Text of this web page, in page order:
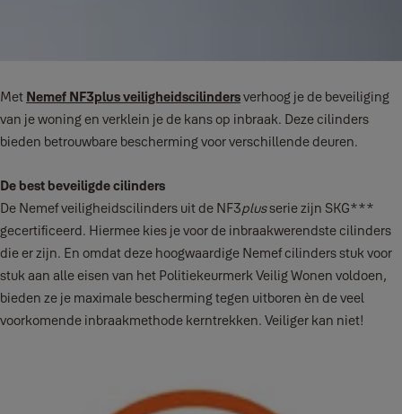
Met Nemef NF3plus veiligheidscilindersverhoog je de beveiliging
van je woning en verklein je de kans op inbraak. Deze cilinders
bieden betrouwbare bescherming voor verschillende deuren.
De best beveiligde cilinders
De Nemef veiligheidscilinders uit de NF3plusserie zijn SKG***
gecertificeerd. Hiermee kies je voor de inbraakwerendste cilinders
die er zijn. En omdat deze hoogwaardige Nemef cilinders stuk voor
stuk aan alle eisen van het Politiekeurmerk Veilig Wonen voldoen,
bieden ze je maximale bescherming tegen uitboren èn de veel
voorkomende inbraakmethode kerntrekken. Veiliger kan niet!